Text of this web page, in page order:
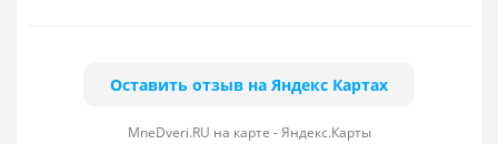
Оставить отзыв на Яндекс Картах
MneDveri.RU на карте - Яндекс.Карты